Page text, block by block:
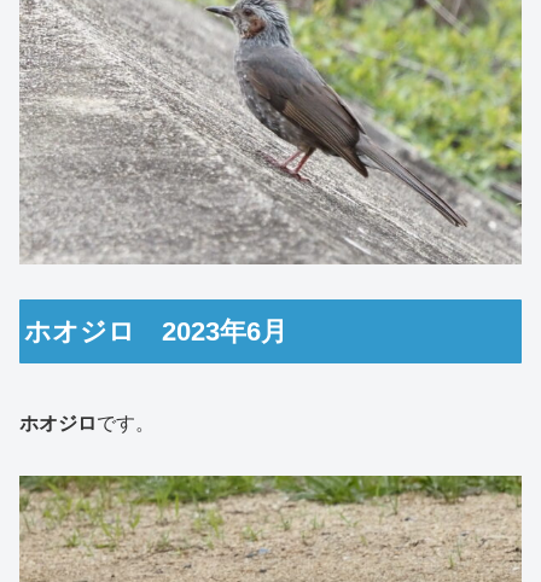
ホオジロ 2023年6月
ホオジロです。